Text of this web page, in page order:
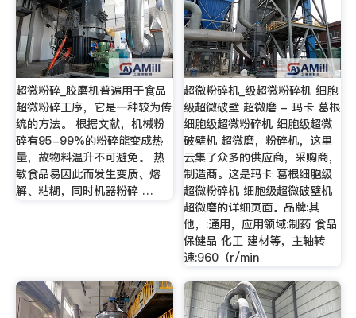
超微粉碎_胶磨机普遍用于食品
超微粉碎工序，它是一种较为传
统的方法。 根据文献，机械粉
碎有95-99%的粉碎能变成热
量，故物料温升不可避免。 热
敏食品易因此而发生变质、熔
解、粘糊，同时机器粉碎 …
超微粉碎机_级超微粉碎机 细胞
级超微破壁 超微磨 - 玛卡 葛根
细胞级超微粉碎机 细胞级超微
破壁机 超微磨，粉碎机，这里
云集了众多的供应商，采购商，
制造商。这是玛卡 葛根细胞级
超微粉碎机 细胞级超微破壁机
超微磨的详细页面。品牌:其
他，:通用，应用领域:制药 食品
保健品 化工 建材等，主轴转
速:960（r/min